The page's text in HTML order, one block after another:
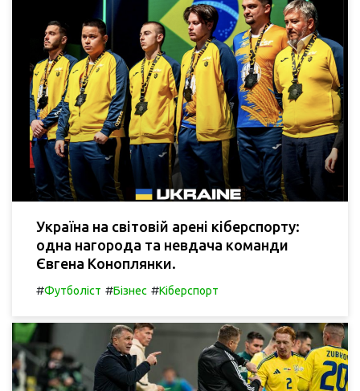
Україна на світовій арені кіберспорту:
одна нагорода та невдача команди
Євгена Коноплянки.
#Футболіст #Бізнес #Кіберспорт